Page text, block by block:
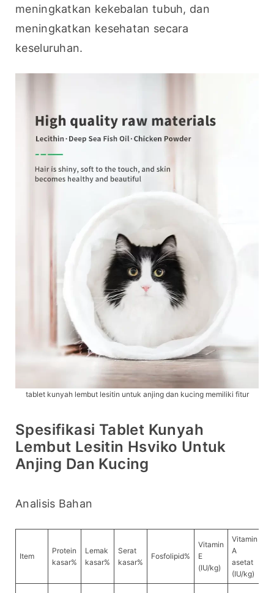
meningkatkan kekebalan tubuh, dan
meningkatkan kesehatan secara
keseluruhan.
tablet kunyah lembut lesitin untuk anjing dan kucing memiliki fitur
Spesifikasi Tablet Kunyah
Lembut Lesitin Hsviko Untuk
Anjing Dan Kucing
Analisis Bahan
Item
Protein
kasar%
Lemak
kasar%
Serat
kasar%
Fosfolipid%
Vitamin
E
(IU/kg)
Vitamin
A
asetat
(IU/kg)